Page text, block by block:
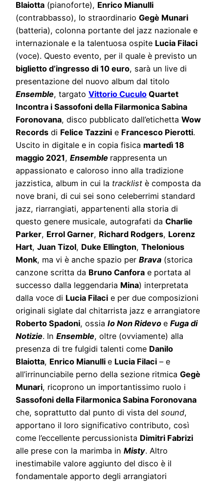
Blaiotta (pianoforte), Enrico Mianulli
(contrabbasso), lo straordinario Gegè Munari
(batteria), colonna portante del jazz nazionale e
internazionale e la talentuosa ospite Lucia Filaci
(voce). Questo evento, per il quale è previsto un
biglietto d’ingresso di 10 euro, sarà un live di
presentazione del nuovo album dal titolo
Ensemble, targato Vittorio Cuculo Quartet
Incontra i Sassofoni della Filarmonica Sabina
Foronovana, disco pubblicato dall’etichetta Wow
Records di Felice Tazzini e Francesco Pierotti.
Uscito in digitale e in copia fisica martedì 18
maggio 2021, Ensemble rappresenta un
appassionato e caloroso inno alla tradizione
jazzistica, album in cui la tracklist è composta da
nove brani, di cui sei sono celeberrimi standard
jazz, riarrangiati, appartenenti alla storia di
questo genere musicale, autografati da Charlie
Parker, Errol Garner, Richard Rodgers, Lorenz
Hart, Juan Tizol, Duke Ellington, Thelonious
Monk, ma vi è anche spazio per Brava (storica
canzone scritta da Bruno Canfora e portata al
successo dalla leggendaria Mina) interpretata
dalla voce di Lucia Filaci e per due composizioni
originali siglate dal chitarrista jazz e arrangiatore
Roberto Spadoni, ossia Io Non Ridevo e Fuga di
Notizie. In Ensemble, oltre (ovviamente) alla
presenza di tre fulgidi talenti come Danilo
Blaiotta, Enrico Mianulli e Lucia Filaci – e
all’irrinunciabile perno della sezione ritmica Gegè
Munari, ricoprono un importantissimo ruolo i
Sassofoni della Filarmonica Sabina Foronovana
che, soprattutto dal punto di vista del sound,
apportano il loro significativo contributo, così
come l’eccellente percussionista Dimitri Fabrizi
alle prese con la marimba in Misty. Altro
inestimabile valore aggiunto del disco è il
fondamentale apporto degli arrangiatori